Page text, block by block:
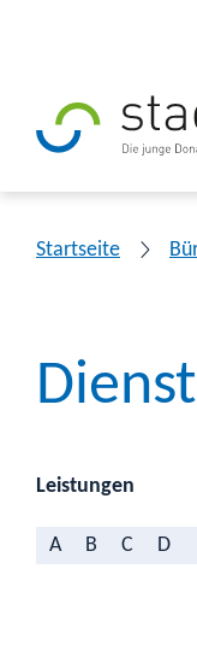
Startseite
Leistungen
A B C D